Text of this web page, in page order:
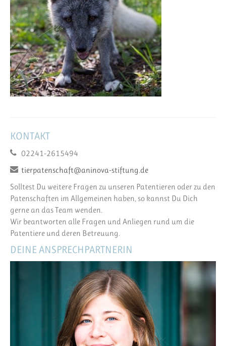
KONTAKT
02241-2615494
tierpatenschaft@aninova-stiftung.de
Solltest Du weitere Fragen zu unseren Patentieren oder zu den
Patenschaften im Allgemeinen haben, so kannst Du Dich
gerne an das Team wenden.
Wir beantworten alle Fragen und Anliegen rund um die
Patentiere und deren Betreuung.
DEINE ANSPRECHPARTNERIN